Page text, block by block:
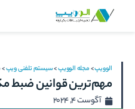
الوویپ>مجله الوویپ>سیستم تلفنی ویپ>
مهم‌ترین قوانین ضبط
آگوست 4, 2024